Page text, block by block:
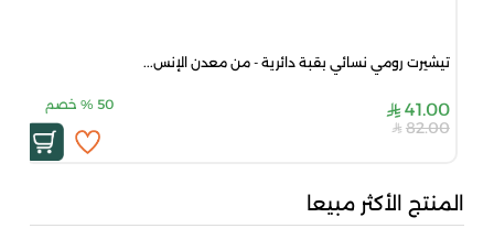
تيشيرت رومي نسائي بقبة دائرية - من معدن الإنس...
41.00
50
% خصم
82.00
المنتج الأكثر مبيعا